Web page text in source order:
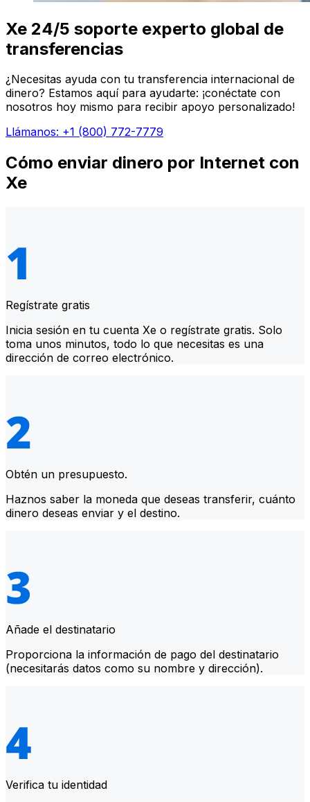
Xe 24/5 soporte experto global de
transferencias
¿Necesitas ayuda con tu transferencia internacional de
dinero? Estamos aquí para ayudarte: ¡conéctate con
nosotros hoy mismo para recibir apoyo personalizado!
Llámanos: +1 (800) 772-7779
Cómo enviar dinero por Internet con
Xe
Regístrate gratis
Inicia sesión en tu cuenta Xe o regístrate gratis. Solo
toma unos minutos, todo lo que necesitas es una
dirección de correo electrónico.
Obtén un presupuesto.
Haznos saber la moneda que deseas transferir, cuánto
dinero deseas enviar y el destino.
Añade el destinatario
Proporciona la información de pago del destinatario
(necesitarás datos como su nombre y dirección).
Verifica tu identidad